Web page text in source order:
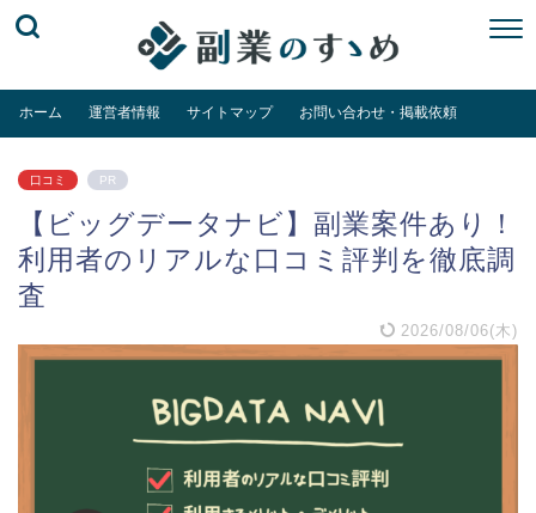
ホーム 運営者情報 サイトマップ お問い合わせ・掲載依頼
口コミ PR
【ビッグデータナビ】副業案件あり！
利用者のリアルな口コミ評判を徹底調
査
2026/08/06(木)